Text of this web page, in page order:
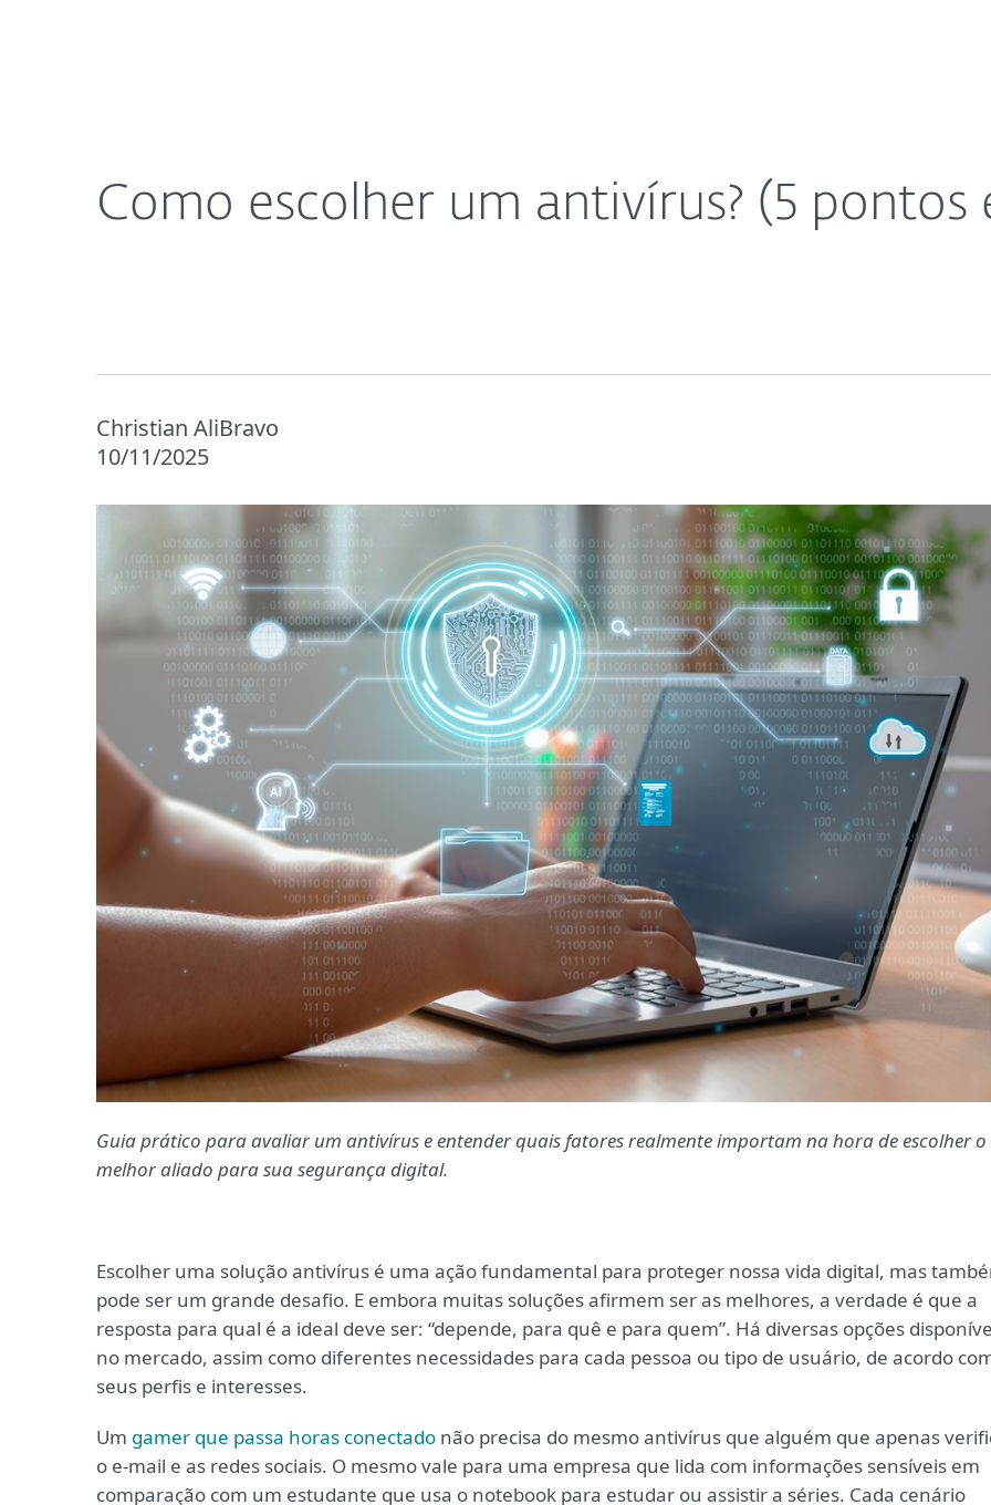
Como escolher um antivírus? (5 pontos
Christian AliBravo
10/11/2025
Guia prático para avaliar um antivírus e entender quais fatores realmente importam na hora de escolher o
melhor aliado para sua segurança digital.
Escolher uma solução antivírus é uma ação fundamental para proteger nossa vida digital, mas
pode ser um grande desafio. E embora muitas soluções afirmem ser as melhores, a verdade é que a
resposta para qual é a ideal deve ser: “depende, para quê e para quem”. Há diversas opções
no mercado, assim como diferentes necessidades para cada pessoa ou tipo de usuário, de acordo
seus perfis e interesses.
Um gamer que passa horas conectado não precisa do mesmo antivírus que alguém que apenas
o e-mail e as redes sociais. O mesmo vale para uma empresa que lida com informações sensíveis em
comparação com um estudante que usa o notebook para estudar ou assistir a séries. Cada cenário